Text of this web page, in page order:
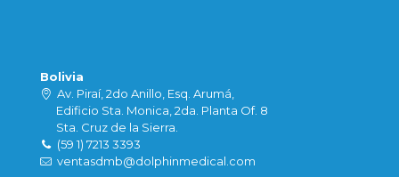
Bolivia
Av. Piraí, 2do Anillo, Esq. Arumá,
Edificio Sta. Monica, 2da. Planta Of. 8
Sta. Cruz de la Sierra.
(59 1) 7213 3393
ventasdmb@dolphinmedical.com